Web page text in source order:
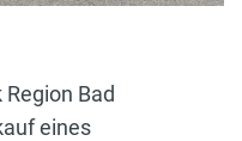
Bad
eines